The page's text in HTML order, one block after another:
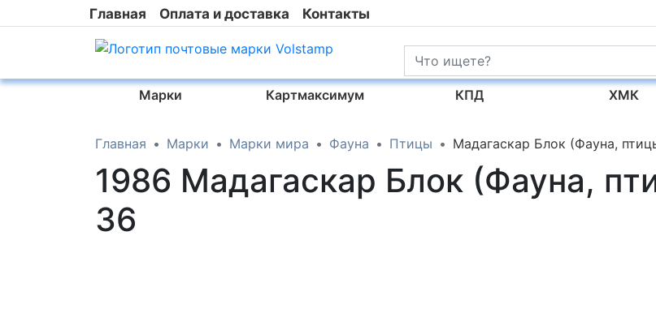
Главная Оплата и доставка Контакты
Марки Картмаксимум КПД ХМК
Главная Марки Марки мира Фауна Птицы Мадагаскар Блок (Фауна,
1986 Мадагаскар Блок (Фауна,
36